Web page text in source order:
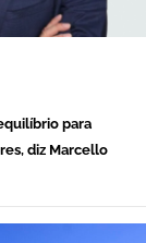
para
diz Marcello